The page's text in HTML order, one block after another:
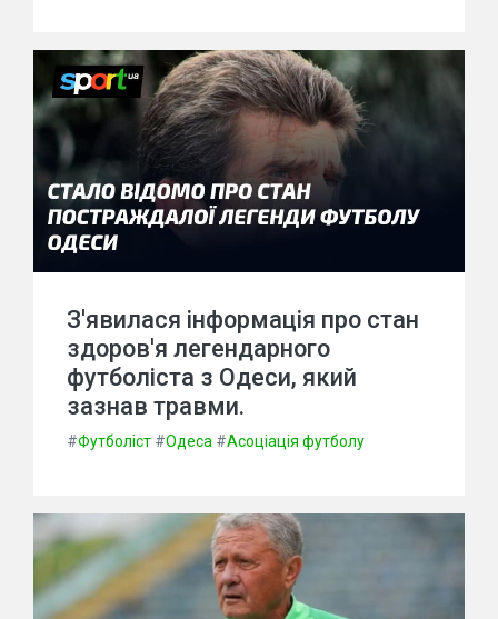
З'явилася інформація про стан
здоров'я легендарного
футболіста з Одеси, який
зазнав травми.
#Футболіст #Одеса #Асоціація футболу